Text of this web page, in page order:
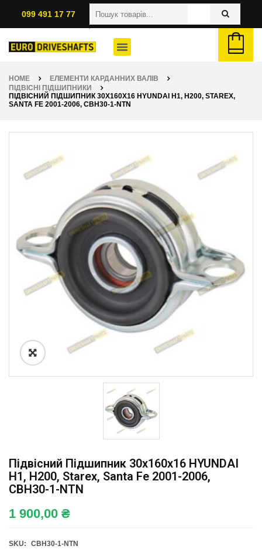
099 491 17 77
HOME
ЕЛЕМЕНТИ КАРДАННИХ ВАЛІВ
ПІДВІСНІ ПІДШИПНИКИ
ПІДВІСНИЙ ПІДШИПНИК 30X160X16 HYUNDAI H1, H200, STAREX,
SANTA FE 2001-2006, CBH30-1-NTN
Підвісний Підшипник 30x160x16 HYUNDAI
H1, H200, Starex, Santa Fe 2001-2006,
CBH30-1-NTN
1 900,00 ₴
SKU: CBH30-1-NTN